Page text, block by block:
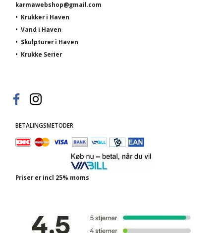
karmawebshop@gmail.com
• Krukker i Haven
• Vand i Haven
• Skulpturer i Haven
• Krukke Serier
BETALINGSMETODER
Priser er incl 25% moms